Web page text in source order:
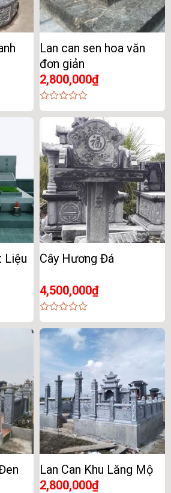
Lan can sen hoa văn
đơn giản
2,800,000₫
0
out
Liệu
Cây Hương Đá
4,500,000₫
0
out
of
5
Lan Can Khu Lăng Mộ
2,800,000₫